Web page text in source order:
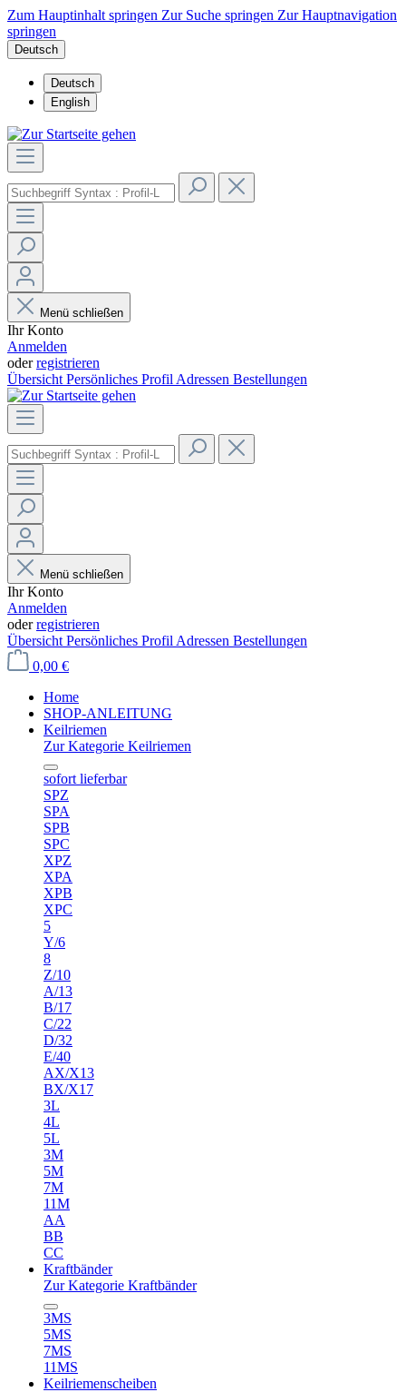
Zum Hauptinhalt springen Zur Suche springen Zur Hauptnavigation
springen
Deutsch
Deutsch
English
Menü schließen
Ihr Konto
Anmelden
oderregistrieren
Übersicht Persönliches Profil Adressen Bestellungen
Menü schließen
Ihr Konto
Anmelden
oderregistrieren
Übersicht Persönliches Profil Adressen Bestellungen
0,00 €
Home
SHOP-ANLEITUNG
Keilriemen
Zur Kategorie Keilriemen
sofort lieferbar
SPZ
SPA
SPB
SPC
XPZ
XPA
XPB
XPC
5
Y/6
8
Z/10
A/13
B/17
C/22
D/32
E/40
AX/X13
BX/X17
3L
4L
5L
3M
5M
7M
11M
AA
BB
CC
Kraftbänder
Zur Kategorie Kraftbänder
3MS
5MS
7MS
11MS
Keilriemenscheiben